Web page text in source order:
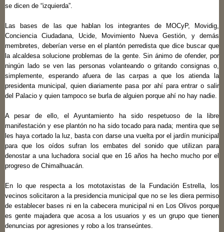
se dicen de “izquierda”.
Las bases de las que hablan los integrantes de MOCyP, Movidig,
Conciencia Ciudadana, Ucide, Movimiento Nueva Gestión, y demás
membretes, deberían verse en el plantón perredista que dice buscar que
la alcaldesa solucione problemas de la gente. Sin ánimo de ofender, por
ningún lado se ven las personas volanteando o gritando consignas o,
simplemente, esperando afuera de las carpas a que los atienda la
presidenta municipal, quien diariamente pasa por ahí para entrar o salir
del Palacio y quien tampoco se burla de alguien porque ahí no hay nadie.
A pesar de ello, el Ayuntamiento ha sido respetuoso de la libre
manifestación y ese plantón no ha sido tocado para nada; mentira que se
les haya cortado la luz, basta con darse una vuelta por el jardín municipal
para que los oídos sufran los embates del sonido que utilizan para
denostar a una luchadora social que en 16 años ha hecho mucho por el
progreso de Chimalhuacán.
En lo que respecta a los mototaxistas de la Fundación Estrella, los
vecinos solicitaron a la presidencia municipal que no se les diera permiso
de establecer bases ni en la cabecera municipal ni en Los Olivos porque
es gente majadera que acosa a los usuarios y es un grupo que tienen
denuncias por agresiones y robo a los transeúntes.